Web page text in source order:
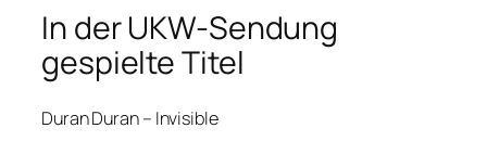
In der UKW-Sendung
gespielte Titel
Duran Duran – Invisible